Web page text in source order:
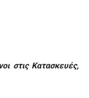
στις Κατασκευές,